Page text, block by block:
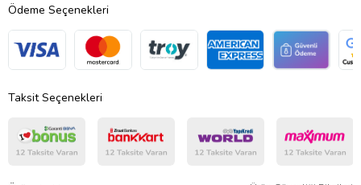
Ödeme Seçenekleri
Taksit Seçenekleri